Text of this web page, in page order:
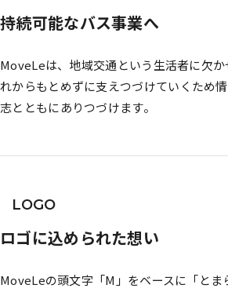
持続可能なバス事業へ
MoveLeは、地域交通という生活者に欠
れからもとめずに支えつづけていくため
志とともにありつづけます。
LOGO
ロゴに込められた想い
MoveLeの頭文字「M」をベースに「とま